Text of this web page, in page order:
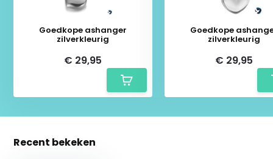
Goedkope ashanger
zilverkleurig
€ 29,95
Goedkope
zilverkleurig
€ 29,95
Recent bekeken